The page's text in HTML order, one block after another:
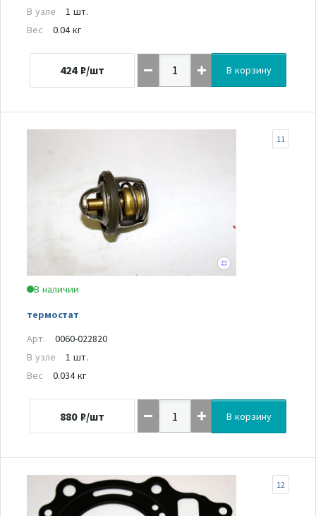
В узле
1 шт.
Вес
0.04 кг
424 ₽/шт В корзину
В наличии
термостат
11
Арт.
0060-022820
В узле
1 шт.
Вес
0.034 кг
880 ₽/шт В корзину
12